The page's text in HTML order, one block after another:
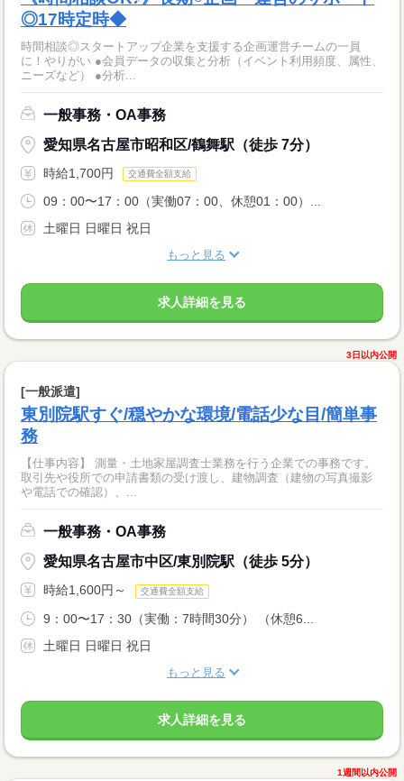
◎17時定時◆
時間相談◎スタートアップ企業を支援する企画運営チームの一員
に！やりがい ●会員データの収集と分析（イベント利用頻度、属性、
ニーズなど） ●分析...
一般事務・OA事務
愛知県名古屋市昭和区/鶴舞駅（徒歩 7分）
時給1,700円 交通費全額支給
09：00〜17：00（実働07：00、休憩01：00）...
土曜日 日曜日 祝日
もっと見る
求人詳細を見る
3日以内公開
[一般派遣]
東別院駅すぐ/穏やかな環境/電話少な目/簡単事
務
【仕事内容】 測量・土地家屋調査士業務を行う企業での事務です。
取引先や役所での申請書類の受け渡し、建物調査（建物の写真撮影
や電話での確認）、...
一般事務・OA事務
愛知県名古屋市中区/東別院駅（徒歩 5分）
時給1,600円～ 交通費全額支給
9：00〜17：30（実働：7時間30分） （休憩6...
土曜日 日曜日 祝日
もっと見る
求人詳細を見る
1週間以内公開